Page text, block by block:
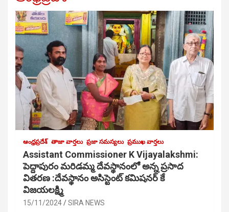
ఆంధ్రప్రదేశ్ తాజా వార్తలు ప్రజా సమస్యలు ప్రముఖ వార్తలు
Assistant Commissioner K Vijayalakshmi:
పెద్దాపురం మరిడమ్మ దేవస్థానంలో అన్న ప్రసాద
వితరణ :దేవస్థానం అసిస్టెంట్ కమిషనర్ కే
విజయలక్ష్మి
15/11/2024 SIRA NEWS